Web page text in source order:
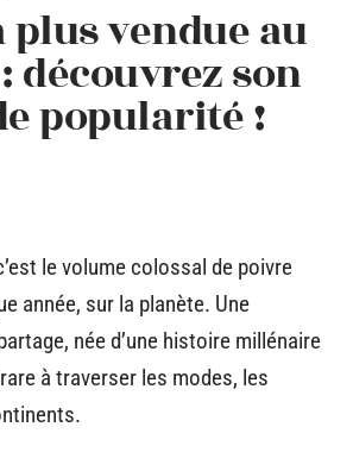
plus vendue au
découvrez son
popularité !
le volume colossal de poivre
année, sur la planète. Une
née d’une histoire millénaire
à traverser les modes, les